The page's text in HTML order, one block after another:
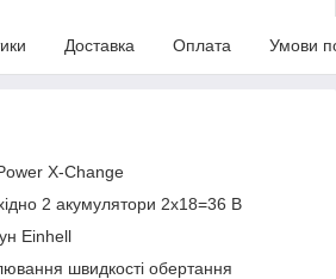
Доставка Оплата Умови
X-Change
2 акумулятори 2х18=36 В
Einhell
швидкості обертання